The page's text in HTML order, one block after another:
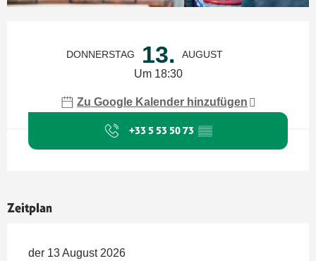
DONNERSTAG 13. AUGUST
Um 18:30
Zu Google Kalender hinzufügen
+33 5 53 50 73 ▒▒
Zeitplan
der 13 August 2026